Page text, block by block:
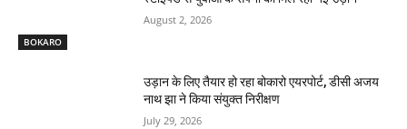
BOKARO
August 2, 2026
उड़ान के लिए तैयार हो रहा बोकारो एयरपोर्ट, डीसी अजय
नाथ झा ने किया संयुक्त निरीक्षण
July 29, 2026